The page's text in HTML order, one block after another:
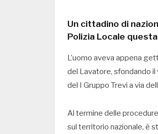
Un cittadino di
Polizia Locale
L’uomo aveva appena
del Lavatore, sfondando
del I Gruppo Trevi a via
Al termine delle
sul territorio nazionale, è